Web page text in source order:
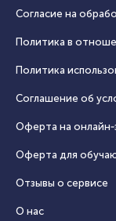
Согласие на
Политика в
Политика
Соглашение об
Оферта на
Оферта для
Отзывы о сервисе
О нас